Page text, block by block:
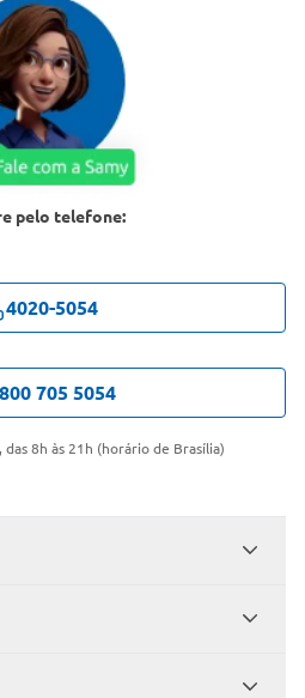
pelo telefone:
4020-5054
705 5054
8h às 21h (horário de Brasília)